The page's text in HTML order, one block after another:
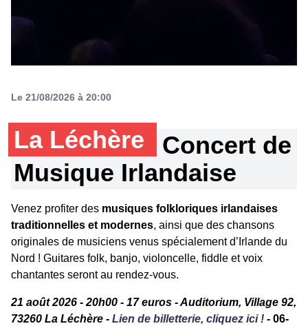
Le 21/08/2026 à 20:00
La Léchère
Concert de
Musique Irlandaise
Venez profiter des musiques folkloriques irlandaises
traditionnelles et modernes, ainsi que des chansons
originales de musiciens venus spécialement d’Irlande du
Nord ! Guitares folk, banjo, violoncelle, fiddle et voix
chantantes seront au rendez-vous.
21 août 2026 - 20h00 - 17 euros - Auditorium, Village 92,
73260 La Léchère - Lien de billetterie, cliquez ici ! - 06-